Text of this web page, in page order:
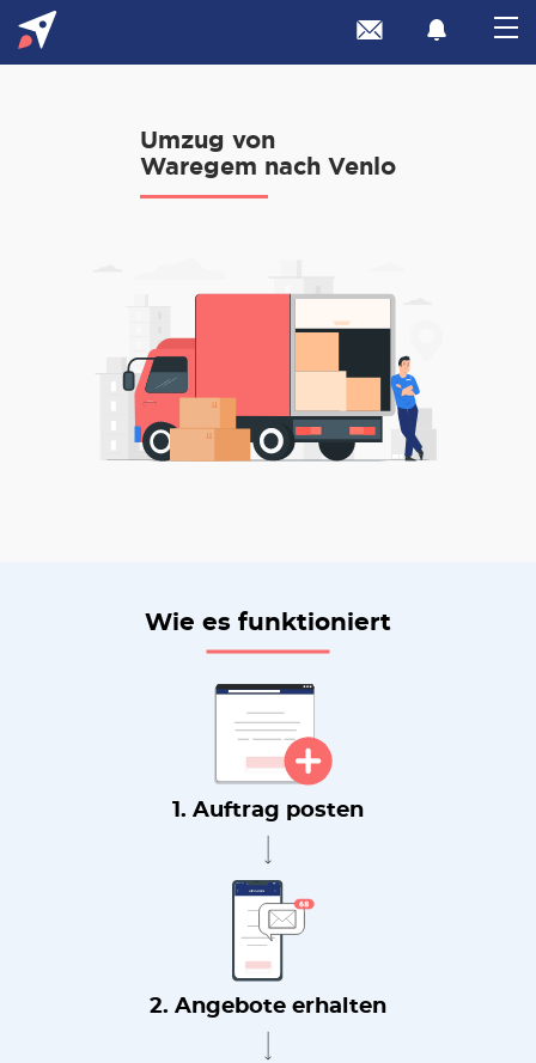
Umzug von
Waregem nach Venlo
Wie es funktioniert
1. Auftrag posten
2. Angebote erhalten